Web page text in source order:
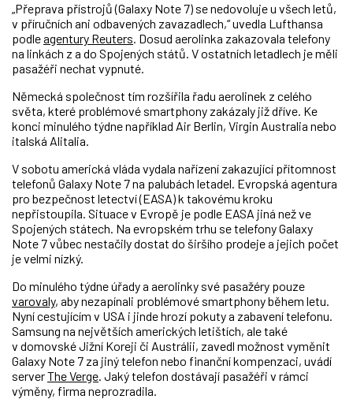
„Přeprava přístrojů (Galaxy Note 7) se nedovoluje u všech letů,
v příručních ani odbavených zavazadlech,“ uvedla Lufthansa
podleagentury Reuters. Dosud aerolinka zakazovala telefony
na linkách z a do Spojených států. V ostatních letadlech je měli
pasažéři nechat vypnuté.
Německá společnost tím rozšířila řadu aerolinek z celého
světa, které problémové smartphony zakázaly již dříve. Ke
konci minulého týdne například Air Berlin, Virgin Australia nebo
italská Alitalia.
V sobotu americká vláda vydala nařízení zakazující přítomnost
telefonů Galaxy Note 7 na palubách letadel. Evropská agentura
pro bezpečnost letectví (EASA) k takovému kroku
nepřistoupila. Situace v Evropě je podle EASA jiná než ve
Spojených státech. Na evropském trhu se telefony Galaxy
Note 7 vůbec nestačily dostat do širšího prodeje a jejich počet
je velmi nízký.
Do minulého týdne úřady a aerolinky své pasažéry pouze
varovaly, aby nezapínali problémové smartphony během letu.
Nyní cestujícím v USA i jinde hrozí pokuty a zabavení telefonu.
Samsung na největších amerických letištích, ale také
v domovské Jižní Koreji či Austrálii, zavedl možnost vyměnit
Galaxy Note 7 za jiný telefon nebo finanční kompenzaci, uvádí
serverThe Verge. Jaký telefon dostávají pasažéři v rámci
výměny, firma neprozradila.